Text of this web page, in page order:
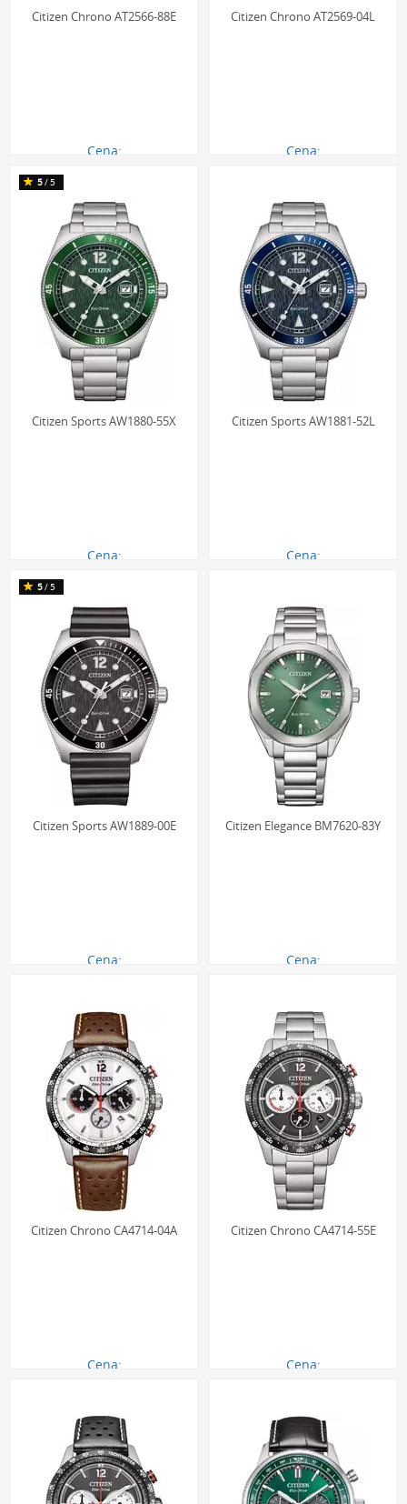
Citizen Chrono AT2566-88E
Cena:
Citizen Chrono AT2569-04L
Cena:
Citizen Sports AW1880-55X
Cena:
5/5
Citizen Sports AW1881-52L
Cena:
Citizen Sports AW1889-00E
Cena:
5/5
Citizen Elegance BM7620-83Y
Cena:
Citizen Chrono CA4714-04A
Cena:
Citizen Chrono CA4714-55E
Cena: